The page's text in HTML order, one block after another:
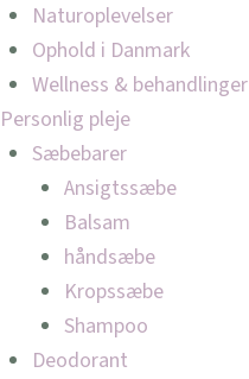
Naturoplevelser
Ophold i Danmark
Wellness & behandlinger
Personlig pleje
Sæbebarer
Ansigtssæbe
Balsam
håndsæbe
Kropssæbe
Shampoo
Deodorant